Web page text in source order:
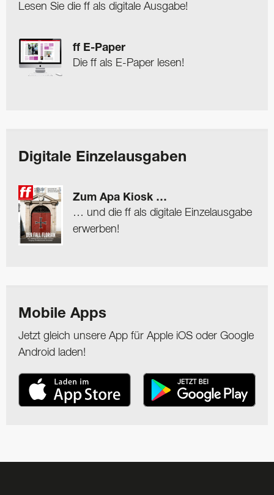
Lesen Sie die ff als digitale Ausgabe!
ff E-Paper
Die ff als E-Paper lesen!
Digitale Einzelausgaben
Zum Apa Kiosk …
… und die ff als digitale Einzelausgabe
erwerben!
Mobile Apps
Jetzt gleich unsere App für Apple iOS oder Google
Android laden!